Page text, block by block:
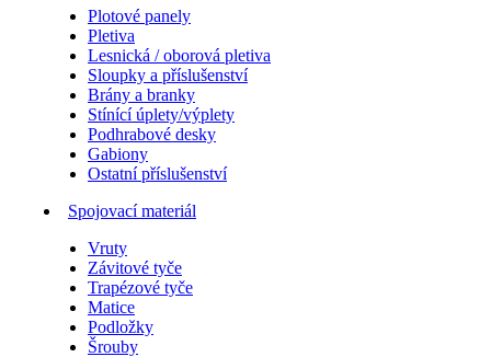
Plotové panely
Pletiva
Lesnická / oborová pletiva
Sloupky a příslušenství
Brány a branky
Stínící úplety/výplety
Podhrabové desky
Gabiony
Ostatní příslušenství
Spojovací materiál
Vruty
Závitové tyče
Trapézové tyče
Matice
Podložky
Šrouby